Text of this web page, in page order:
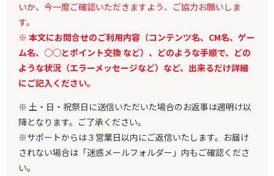
いか、今一度ご確認いただきますよう、ご協力お願いしま
す。
※ 本文にお問合せのご利用内容（コンテンツ名、CM名、ゲー
ム名、○○とポイント交換 など）、どのような手順で、どの
ような状況（エラーメッセージなど）など、出来るだけ詳細
にご記入ください。
※ 土・日・祝祭日に送信いただいた場合のお返事は週明け以
降となります。ご了承ください。
※サポートからは３営業日以内にご返信いたします。お届け
されない場合は「迷惑メールフォルダー」内もご確認くださ
い。